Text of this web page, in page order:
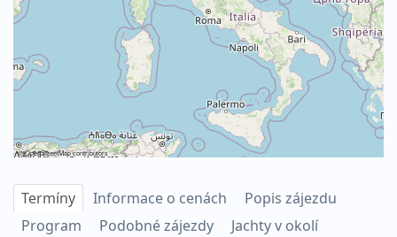
©OpenStreetMapcontributors
Termíny Informace o cenách
Popis zájezdu
Program
Podobné zájezdy Jachty v okolí